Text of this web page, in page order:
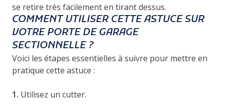
se retire très facilement en tirant dessus.
COMMENT UTILISER CETTE ASTUCE SUR
VOTRE PORTE DE GARAGE
SECTIONNELLE ?
Voici les étapes essentielles à suivre pour mettre en
pratique cette astuce :
1. Utilisez un cutter.